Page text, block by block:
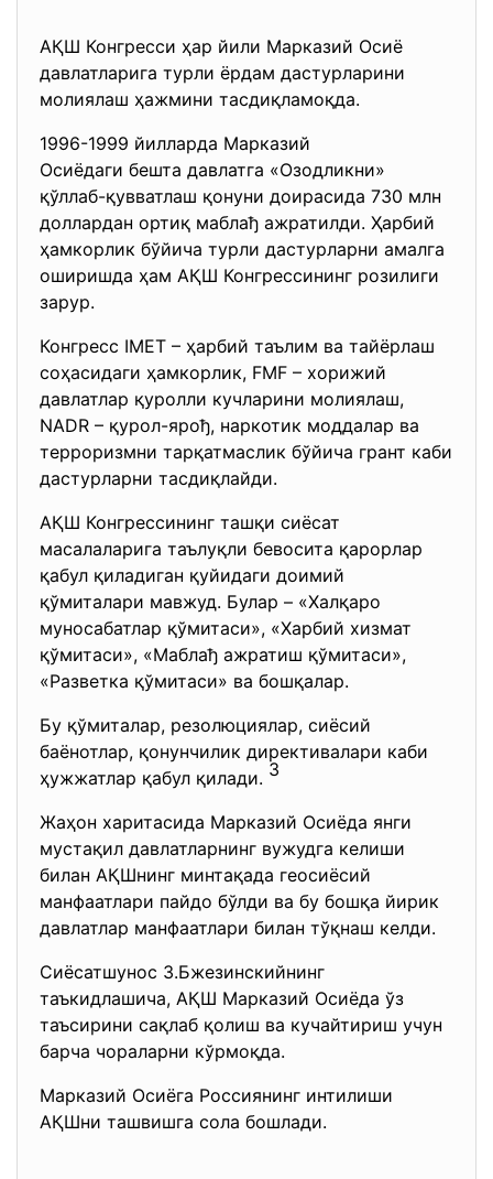
АҚШ Конгресси ҳар йили Марказий Осиё
давлатларига турли ёрдам дастурларини
молиялаш ҳажмини тасдиқламоқда.
1996-1999 йилларда Марказий
Осиёдаги бешта давлатга «Озодликни»
қўллаб-қувватлаш қонуни доирасида 730 млн
доллардан ортиқ маблађ ажратилди. Ҳарбий
ҳамкорлик бўйича турли дастурларни амалга
оширишда ҳам АҚШ Конгрессининг розилиги
зарур.
Конгресс IMET – ҳарбий таълим ва тайёрлаш
соҳасидаги ҳамкорлик, FMF – хорижий
давлатлар қуролли кучларини молиялаш,
NADR – қурол-ярођ, наркотик моддалар ва
терроризмни тарқатмаслик бўйича грант каби
дастурларни тасдиқлайди.
АҚШ Конгрессининг ташқи сиёсат
масалаларига таълуқли бевосита қарорлар
қабул қиладиган қуйидаги доимий
қўмиталари мавжуд. Булар – «Халқаро
муносабатлар қўмитаси», «Харбий хизмат
қўмитаси», «Маблађ ажратиш қўмитаси»,
«Разветка қўмитаси» ва бошқалар.
Бу қўмиталар, резолюциялар, сиёсий
баёнотлар, қонунчилик директивалари каби
ҳужжатлар қабул қилади. 3
Жаҳон харитасида Марказий Осиёда янги
мустақил давлатларнинг вужудга келиши
билан АҚШнинг минтақада геосиёсий
манфаатлари пайдо бўлди ва бу бошқа йирик
давлатлар манфаатлари билан тўқнаш келди.
Сиёсатшунос З.Бжезинскийнинг
таъкидлашича, АҚШ Марказий Осиёда ўз
таъсирини сақлаб қолиш ва кучайтириш учун
барча чораларни кўрмоқда.
Марказий Осиёга Россиянинг интилиши
АҚШни ташвишга сола бошлади.